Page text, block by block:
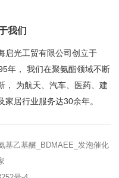
我们
启光工贸有限公司创立于
年， 我们在聚氨酯领域不断
， 为航天、汽车、医药、建
家居行业服务达30余年。
乙基醚_BDMAEE_发泡催化